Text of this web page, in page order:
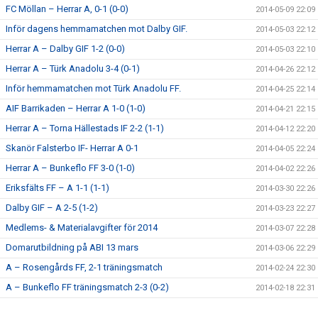
FC Möllan – Herrar A, 0-1 (0-0) 2014-05-09 22:09
Inför dagens hemmamatchen mot Dalby GIF. 2014-05-03 22:12
Herrar A – Dalby GIF 1-2 (0-0) 2014-05-03 22:10
Herrar A – Türk Anadolu 3-4 (0-1) 2014-04-26 22:12
Inför hemmamatchen mot Türk Anadolu FF. 2014-04-25 22:14
AIF Barrikaden – Herrar A 1-0 (1-0) 2014-04-21 22:15
Herrar A – Torna Hällestads IF 2-2 (1-1) 2014-04-12 22:20
Skanör Falsterbo IF- Herrar A 0-1 2014-04-05 22:24
Herrar A – Bunkeflo FF 3-0 (1-0) 2014-04-02 22:26
Eriksfälts FF – A 1-1 (1-1) 2014-03-30 22:26
Dalby GIF – A 2-5 (1-2) 2014-03-23 22:27
Medlems- & Materialavgifter för 2014 2014-03-07 22:28
Domarutbildning på ABI 13 mars 2014-03-06 22:29
A – Rosengårds FF, 2-1 träningsmatch 2014-02-24 22:30
A – Bunkeflo FF träningsmatch 2-3 (0-2) 2014-02-18 22:31